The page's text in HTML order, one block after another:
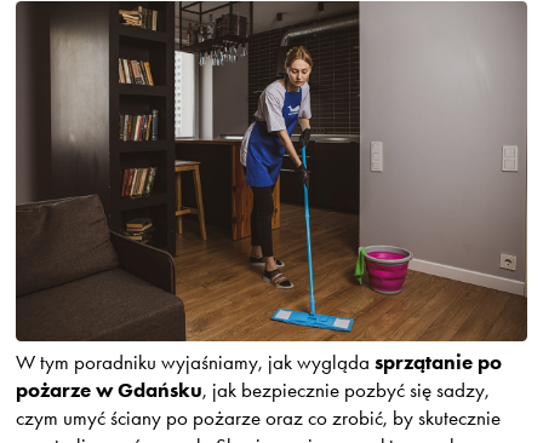
W tym poradniku wyjaśniamy, jak wyglądasprzątanie po
pożarze w Gdańsku, jak bezpiecznie pozbyć się sadzy,
czym umyć ściany po pożarze oraz co zrobić, by skutecznie